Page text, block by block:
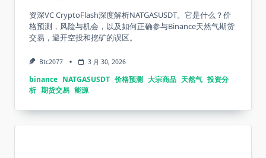
资深VC CryptoFlash深度解析NATGASUSDT。它是什么？价
格预测，风险与机会，以及如何正确参与Binance天然气期货
交易，避开空投和挖矿的误区。
Btc2077 3 月 30, 2026
binance NATGASUSDT 价格预测 大宗商品 天然气 投资分
析 期货交易 能源